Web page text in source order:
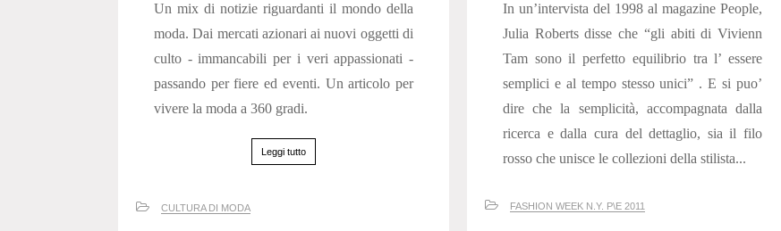
Un mix di notizie riguardanti il mondo della
moda. Dai mercati azionari ai nuovi oggetti di
culto - immancabili per i veri appassionati -
passando per fiere ed eventi. Un articolo per
vivere la moda a 360 gradi.
Leggi tutto
CULTURA DI MODA
In un’intervista del 1998 al magazine People,
Julia Roberts disse che “gli abiti di Vivienn
Tam sono il perfetto equilibrio tra l’ essere
semplici e al tempo stesso unici” . E si puo’
dire che la semplicità, accompagnata dalla
ricerca e dalla cura del dettaglio, sia il filo
rosso che unisce le collezioni della stilista...
FASHION WEEK N.Y. P\E 2011